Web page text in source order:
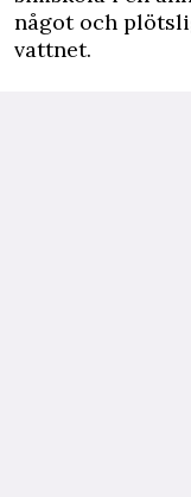
något och
vattnet.